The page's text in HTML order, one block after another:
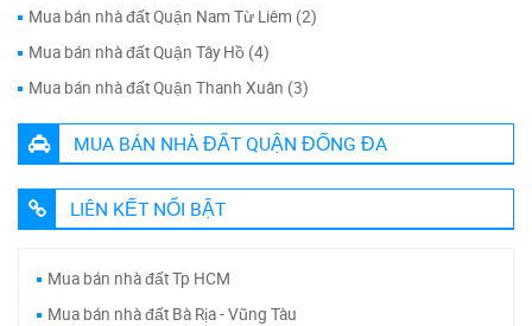
Mua bán nhà đất Quận Nam Từ Liêm (2)
Mua bán nhà đất Quận Tây Hồ (4)
Mua bán nhà đất Quận Thanh Xuân (3)
MUA BÁN NHÀ ĐẤT QUẬN ĐỐNG ĐA
LIÊN KẾT NỔI BẬT
Mua bán nhà đất Tp HCM
Mua bán nhà đất Bà Rịa - Vũng Tàu